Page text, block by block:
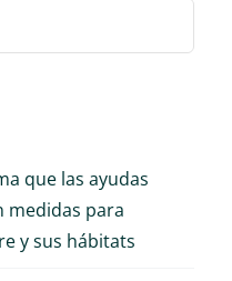
que las ayudas
medidas para
y sus hábitats